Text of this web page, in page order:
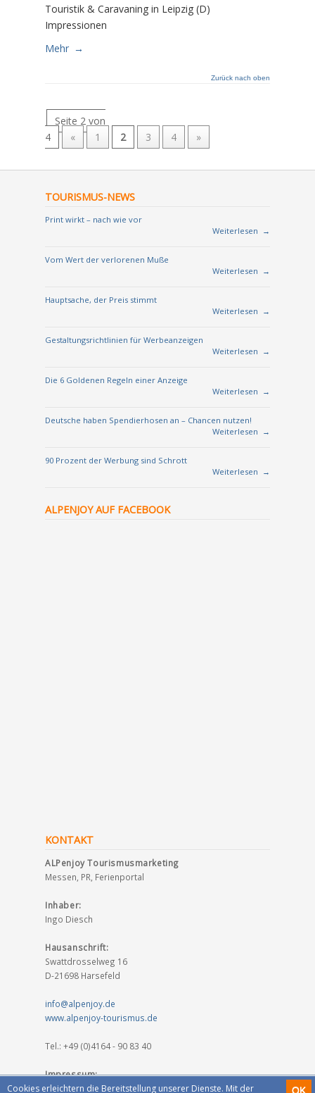
Cookies erleichtern die Bereitstellung unserer Dienste. Mit der OK
Touristik & Caravaning in Leipzig (D)
Impressionen
Mehr →
Zurück nach oben
Seite 2 von
4
« 1 2 3 4 »
TOURISMUS-NEWS
Print wirkt – nach wie vor
Weiterlesen →
Vom Wert der verlorenen Muße
Weiterlesen →
Hauptsache, der Preis stimmt
Weiterlesen →
Gestaltungsrichtlinien für Werbeanzeigen
Weiterlesen →
Die 6 Goldenen Regeln einer Anzeige
Weiterlesen →
Deutsche haben Spendierhosen an – Chancen nutzen!
Weiterlesen →
90 Prozent der Werbung sind Schrott
Weiterlesen →
ALPENJOY AUF FACEBOOK
KONTAKT
ALPenjoy Tourismusmarketing
Messen, PR, Ferienportal
Inhaber:
Ingo Diesch
Hausanschrift:
Swattdrosselweg 16
D-21698 Harsefeld
info@alpenjoy.de
www.alpenjoy-tourismus.de
Tel.: +49 (0)4164 - 90 83 40
Impressum:
Bitte hier entlang!